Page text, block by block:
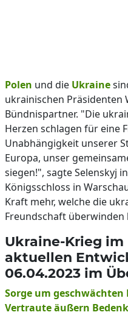
Polen und die Ukraine
ukrainischen Präsidenten
Bündnispartner. "Die
Herzen schlagen für eine
Unabhängigkeit unserer
Europa, unser
siegen!", sagte Selenskyj
Königsschloss in
Kraft mehr, welche die
Freundschaft überwinden
Ukraine-Krieg im
aktuellen
06.04.2023 im
Sorge um geschwächten
Vertraute äußern